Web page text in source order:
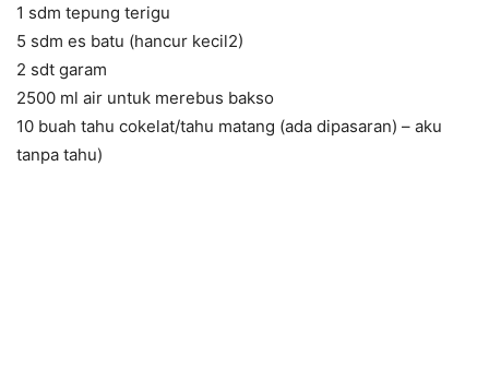
1 sdm tepung terigu
5 sdm es batu (hancur kecil2)
2 sdt garam
2500 ml air untuk merebus bakso
10 buah tahu cokelat/tahu matang (ada dipasaran) – aku
tanpa tahu)